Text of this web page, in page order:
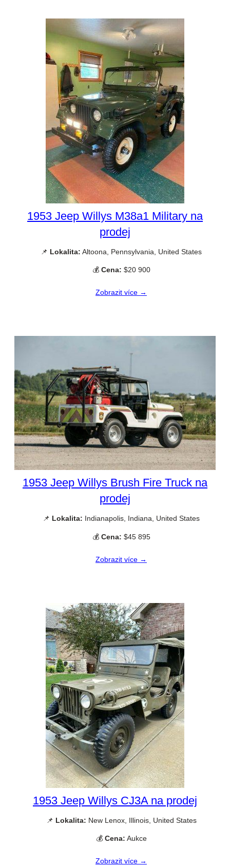
1953 Jeep Willys M38a1 Military na
prodej
📌 Lokalita: Altoona, Pennsylvania, United States
💰 Cena: $20 900
Zobrazit více →
1953 Jeep Willys Brush Fire Truck na
prodej
📌 Lokalita: Indianapolis, Indiana, United States
💰 Cena: $45 895
Zobrazit více →
1953 Jeep Willys CJ3A na prodej
📌 Lokalita: New Lenox, Illinois, United States
💰 Cena: Aukce
Zobrazit více →